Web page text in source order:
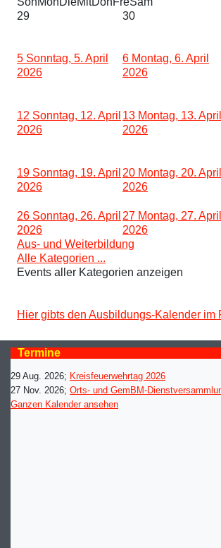
29
30
5 Sonntag, 5. April
2026
6 Montag, 6. April
2026
12 Sonntag, 12. April
2026
13 Montag, 13. April
2026
19 Sonntag, 19. April
2026
20 Montag, 20. April
2026
26 Sonntag, 26. April
2026
27 Montag, 27. April
2026
Aus- und Weiterbildung
Alle Kategorien ...
Events aller Kategorien anzeigen
Hier gibts den Ausbildungs-Kalender im
Termine
29 Aug. 2026; Kreisfeuerwehrtag 2026
27 Nov. 2026; Orts- und GemBM-
Ganzen Kalender ansehen